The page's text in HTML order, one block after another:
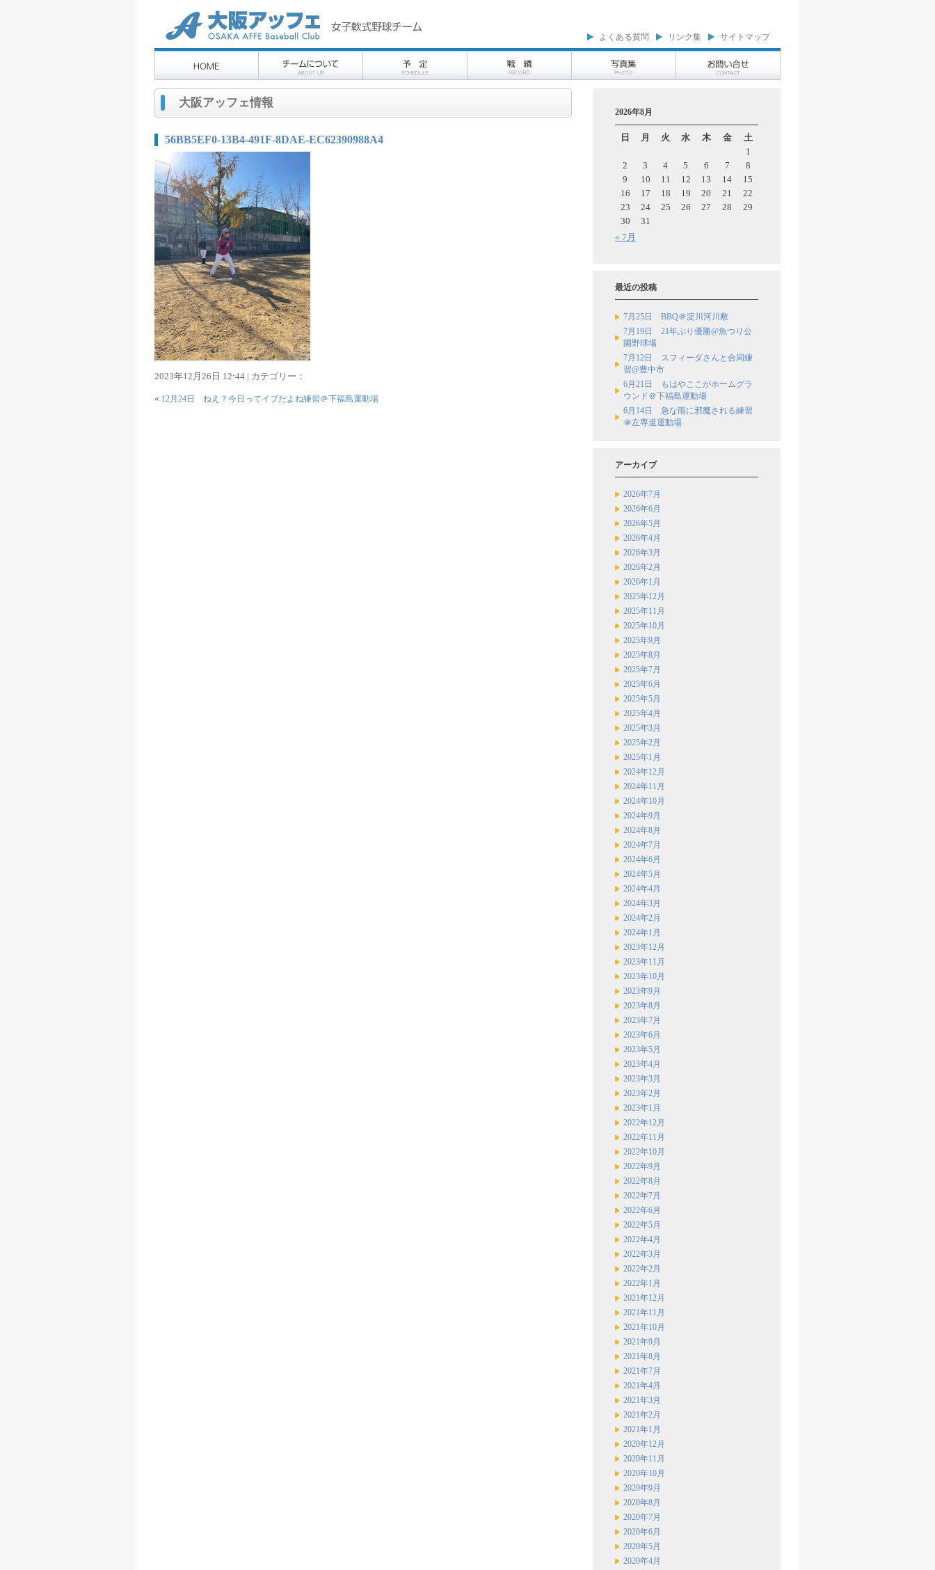
よくある質問 リンク集 サイトマップ
大阪アッフェ情報
56BB5EF0-13B4-491F-8DAE-EC62390988A4
2023年12月26日 12:44 | カテゴリー：
« 12月24日 ねえ？今日ってイブだよね練習＠下福島運動場
2026年8月
日 月 火 水 木 金 土
« 7月
1
2
3 4 5 6 7
8
9
10 11 12 13 14
15
16
17 18 19 20 21
22
23
24 25 26 27 28
29
30
31
最近の投稿
7月25日 BBQ＠淀川河川敷
7月19日 21年ぶり優勝@魚つり公
園野球場
7月12日 スフィーダさんと合同練
習@豊中市
6月21日 もはやここがホームグラ
ウンド＠下福島運動場
6月14日 急な雨に邪魔される練習
＠左専道運動場
アーカイブ
2026年7月
2026年6月
2026年5月
2026年4月
2026年3月
2026年2月
2026年1月
2025年12月
2025年11月
2025年10月
2025年9月
2025年8月
2025年7月
2025年6月
2025年5月
2025年4月
2025年3月
2025年2月
2025年1月
2024年12月
2024年11月
2024年10月
2024年9月
2024年8月
2024年7月
2024年6月
2024年5月
2024年4月
2024年3月
2024年2月
2024年1月
2023年12月
2023年11月
2023年10月
2023年9月
2023年8月
2023年7月
2023年6月
2023年5月
2023年4月
2023年3月
2023年2月
2023年1月
2022年12月
2022年11月
2022年10月
2022年9月
2022年8月
2022年7月
2022年6月
2022年5月
2022年4月
2022年3月
2022年2月
2022年1月
2021年12月
2021年11月
2021年10月
2021年9月
2021年8月
2021年7月
2021年4月
2021年3月
2021年2月
2021年1月
2020年12月
2020年11月
2020年10月
2020年9月
2020年8月
2020年7月
2020年6月
2020年5月
2020年4月